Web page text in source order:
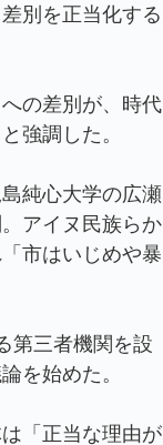
別を正当化する
の差別が、時代
強調した。
純心大学の広瀬
アイヌ民族らか
市はいじめや暴
第三者機関を設
を始めた。
「正当な理由が